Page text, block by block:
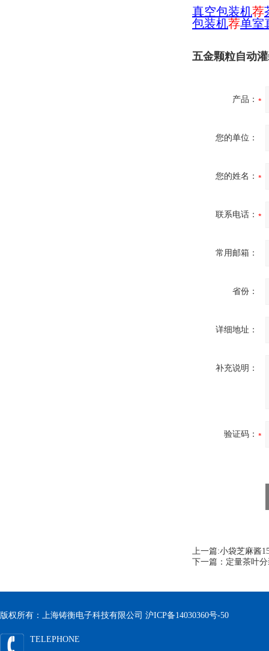
真空包装机荐
包装机荐单室
五金颗粒自动
产品：
您的单位：
您的姓名：
联系电话：
常用邮箱：
省份：
详细地址：
补充说明：
验证码：
上一篇:小袋芝麻酱
下一篇： 定量茶叶
版权所有：上海铸衡电子科技有限公司 沪ICP备14030360号-50
TELEPHONE